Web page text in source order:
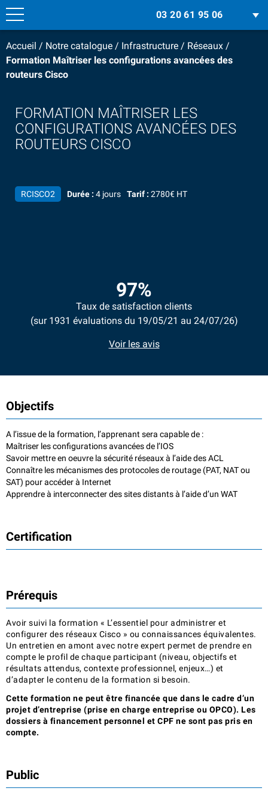
03 20 61 95 06
Accueil / Notre catalogue / Infrastructure / Réseaux /
Formation Maîtriser les configurations avancées des
routeurs Cisco
FORMATION MAÎTRISER LES
CONFIGURATIONS AVANCÉES DES
ROUTEURS CISCO
RCISCO2 Durée : 4 jours Tarif : 2780€ HT
97%
Taux de satisfaction clients
(sur 1931 évaluations du 19/05/21 au 24/07/26)
Voir les avis
Objectifs
A l’issue de la formation, l’apprenant sera capable de :
Maîtriser les configurations avancées de l’IOS
Savoir mettre en oeuvre la sécurité réseaux à l’aide des ACL
Connaître les mécanismes des protocoles de routage (PAT, NAT ou
SAT) pour accéder à Internet
Apprendre à interconnecter des sites distants à l’aide d’un WAT
Certification
Prérequis
Avoir suivi la formation « L’essentiel pour administrer et
configurer des réseaux Cisco » ou connaissances équivalentes.
Un entretien en amont avec notre expert permet de prendre en
compte le profil de chaque participant (niveau, objectifs et
résultats attendus, contexte professionnel, enjeux…) et
d’adapter le contenu de la formation si besoin.
Cette formation ne peut être financée que dans le cadre d’un
projet d’entreprise (prise en charge entreprise ou OPCO). Les
dossiers à financement personnel et CPF ne sont pas pris en
compte.
Public